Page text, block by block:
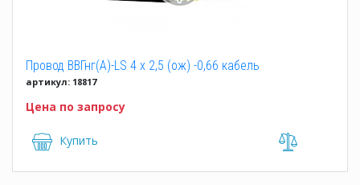
Провод ВВГнг(A)-LS 4 x 2,5 (ож) -0,66 кабель
артикул: 18817
Цена по запросу
Купить